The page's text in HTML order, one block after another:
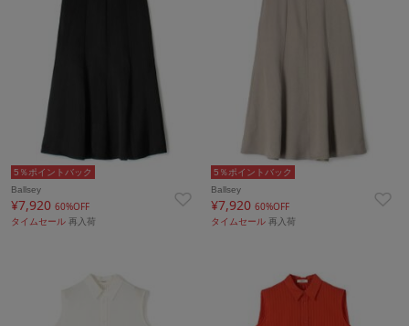
5％ポイントバック
Ballsey
¥7,920 60%OFF
タイムセール 再入荷
5％ポイントバック
Ballsey
¥7,92060%OFF
タイムセール再入荷